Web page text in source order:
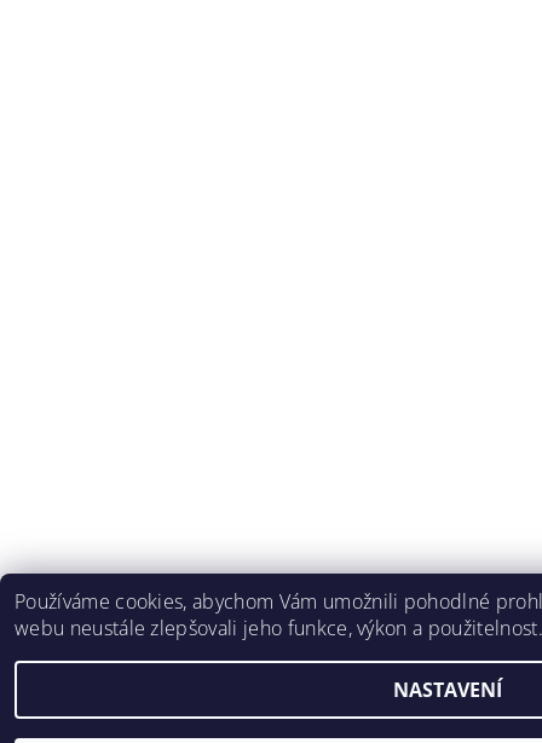
Používáme cookies, abychom Vám umožnili pohodlné
webu neustále zlepšovali jeho funkce, výkon a
NASTAVENÍ